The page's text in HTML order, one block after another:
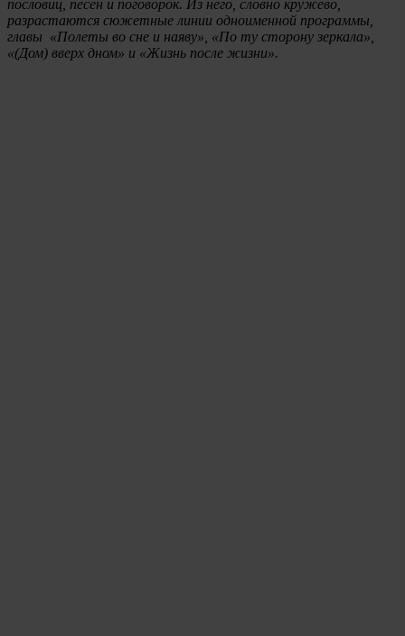
пословиц, песен и поговорок. Из него, словно кружево,
разрастаются сюжетные линии одноименной программы,
главы «Полеты во сне и наяву», «По ту сторону зеркала»,
«(Дом) вверх дном» и «Жизнь после жизни».